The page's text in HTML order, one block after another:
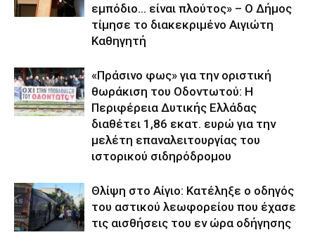
εμπόδιο… είναι πλούτος» – O Δήμος
τίμησε το διακεκριμένο Αιγιώτη
Καθηγητή
«Πράσινο φως» για την οριστική
θωράκιση του Οδοντωτού: Η
Περιφέρεια Δυτικής Ελλάδας
διαθέτει 1,86 εκατ. ευρώ για την
μελέτη επαναλειτουργίας του
ιστορικού σιδηρόδρομου
Θλίψη στο Αίγιο: Κατέληξε ο οδηγός
του αστικού λεωφορείου που έχασε
τις αισθήσεις του εν ώρα οδήγησης